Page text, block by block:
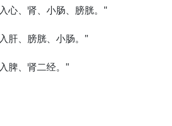
、肾、小肠、膀胱。"
肝、膀胱、小肠。"
脾、肾二经。"